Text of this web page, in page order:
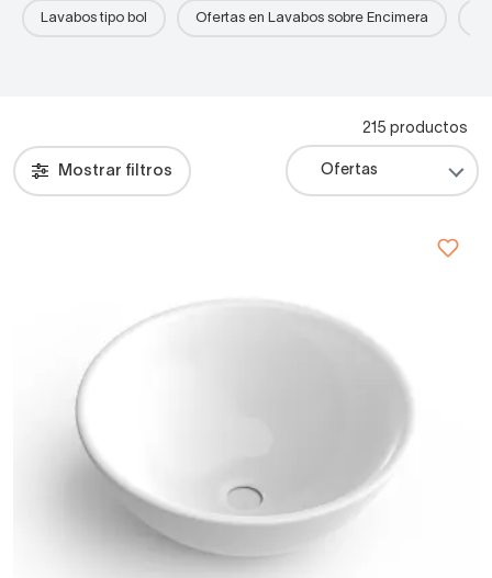
Lavabos tipo bol Ofertas en Lavabos sobre Encimera
Mostrar filtros
215 productos